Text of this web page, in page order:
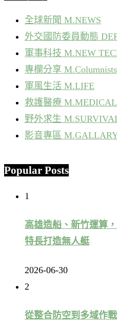
全球新聞 M.NEWS
外交國防委員動態
軍事科技 M.NEW
專欄分享 M.Columnists
軍風生活 M.LIFE
救護醫療 M.MEDICAL
野外求生
影音專區
Popular Posts
1
高雄造船、新竹運算
特長打造無人艇
2026-06-30
2
從整合防空到多域作